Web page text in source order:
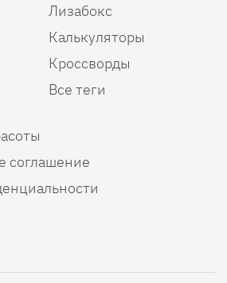
Лизабокс
Калькуляторы
Кроссворды
Все теги
соглашение